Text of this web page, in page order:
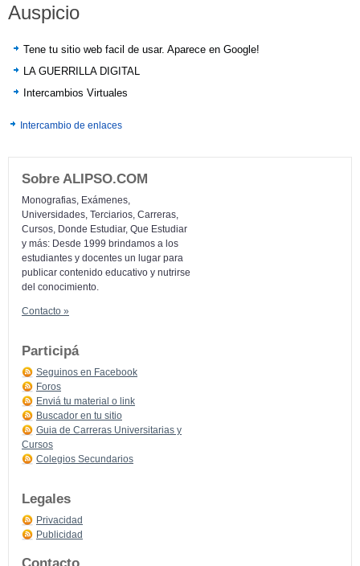
Auspicio
Tene tu sitio web facil de usar. Aparece en Google!
LA GUERRILLA DIGITAL
Intercambios Virtuales
Intercambio de enlaces
Sobre ALIPSO.COM
Monografias, Exámenes,
Universidades, Terciarios, Carreras,
Cursos, Donde Estudiar, Que Estudiar
y más: Desde 1999 brindamos a los
estudiantes y docentes un lugar para
publicar contenido educativo y nutrirse
del conocimiento.
Contacto »
Participá
Seguinos en Facebook
Foros
Enviá tu material o link
Buscador en tu sitio
Guia de Carreras Universitarias y
Cursos
Colegios Secundarios
Legales
Privacidad
Publicidad
Contacto